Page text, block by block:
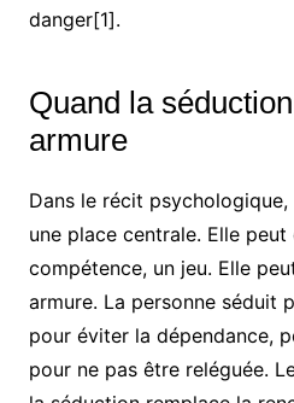
danger[1].
Quand la
armure
Dans le récit
une place centrale. Elle
compétence, un jeu. Elle
armure. La personne séduit
pour éviter la dépendance,
pour ne pas être reléguée.